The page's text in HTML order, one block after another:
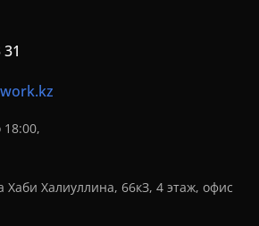
Хаби Халиуллина, 66кЗ, 4 этаж, офис